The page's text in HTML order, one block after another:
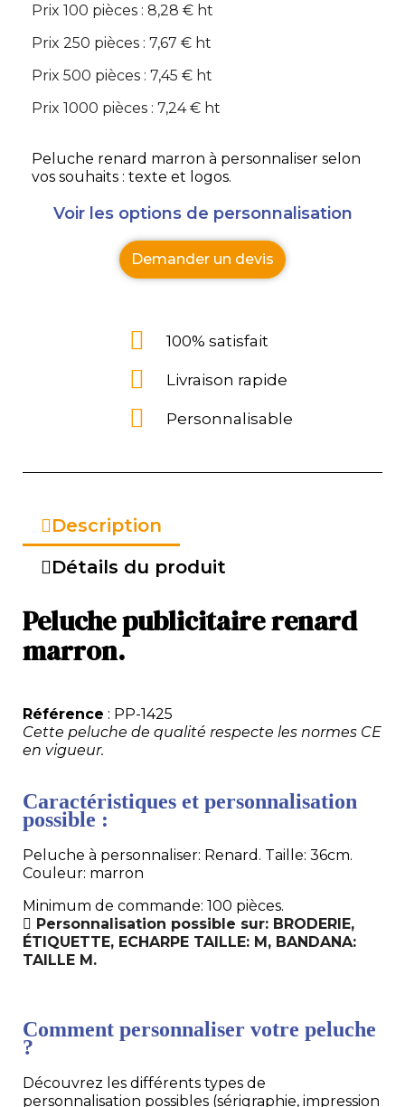
Prix 100 pièces : 8,28 € ht
Prix 250 pièces : 7,67 € ht
Prix 500 pièces : 7,45 € ht
Prix 1000 pièces : 7,24 € ht
Peluche renard marron à personnaliser selon
vos souhaits : texte et logos.
Voir les options de personnalisation
Demander un devis
100% satisfait
Livraison rapide
Personnalisable
Description
Détails du produit
Peluche publicitaire renard
marron.
Référence : PP-1425
Cette peluche de qualité respecte les normes CE
en vigueur.
Caractéristiques et personnalisation
possible :
Peluche à personnaliser: Renard. Taille: 36cm.
Couleur: marron
Minimum de commande: 100 pièces.
Personnalisation possible sur: BRODERIE,
ÉTIQUETTE, ECHARPE TAILLE: M, BANDANA:
TAILLE M.
Comment personnaliser votre peluche
?
Découvrez les différents types de
personnalisation possibles (sérigraphie, impression